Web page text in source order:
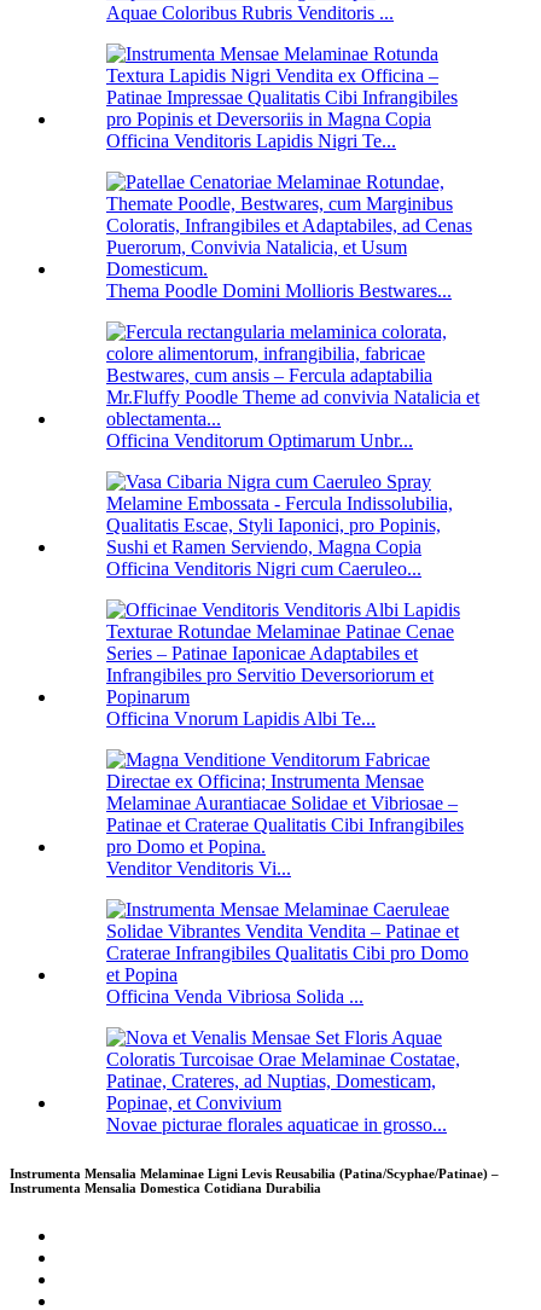
Aquae Coloribus Rubris Venditoris ...
Officina Venditoris Lapidis Nigri Te...
Thema Poodle Domini Mollioris Bestwares...
Officina Venditorum Optimarum Unbr...
Officina Venditoris Nigri cum Caeruleo...
Officina Vnorum Lapidis Albi Te...
Venditor Venditoris Vi...
Officina Venda Vibriosa Solida ...
Novae picturae florales aquaticae in grosso...
Instrumenta Mensalia Melaminae Ligni Levis Reusabilia (Patina/Scyphae/Patinae) –
Instrumenta Mensalia Domestica Cotidiana Durabilia